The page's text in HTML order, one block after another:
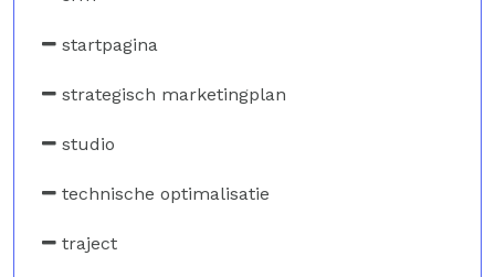
startpagina
strategisch marketingplan
studio
technische optimalisatie
traject